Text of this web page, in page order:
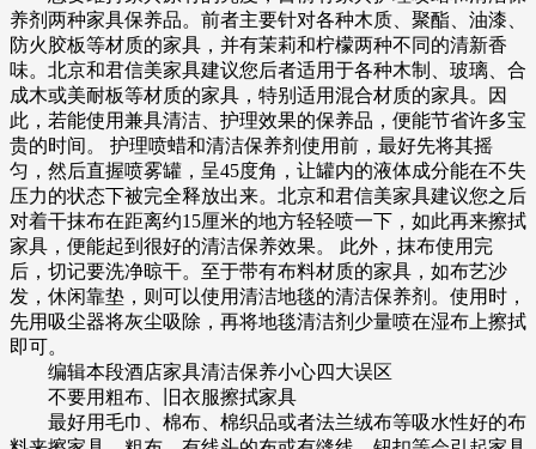
养剂两种家具保养品。前者主要针对各种木质、聚酯、油漆、
防火胶板等材质的家具，并有茉莉和柠檬两种不同的清新香
味。北京和君信美家具建议您后者适用于各种木制、玻璃、合
成木或美耐板等材质的家具，特别适用混合材质的家具。因
此，若能使用兼具清洁、护理效果的保养品，便能节省许多宝
贵的时间。 护理喷蜡和清洁保养剂使用前，最好先将其摇
匀，然后直握喷雾罐，呈45度角，让罐内的液体成分能在不失
压力的状态下被完全释放出来。北京和君信美家具建议您之后
对着干抹布在距离约15厘米的地方轻轻喷一下，如此再来擦拭
家具，便能起到很好的清洁保养效果。 此外，抹布使用完
后，切记要洗净晾干。至于带有布料材质的家具，如布艺沙
发，休闲靠垫，则可以使用清洁地毯的清洁保养剂。使用时，
先用吸尘器将灰尘吸除，再将地毯清洁剂少量喷在湿布上擦拭
即可。
编辑本段酒店家具清洁保养小心四大误区
不要用粗布、旧衣服擦拭家具
最好用毛巾、棉布、棉织品或者法兰绒布等吸水性好的布